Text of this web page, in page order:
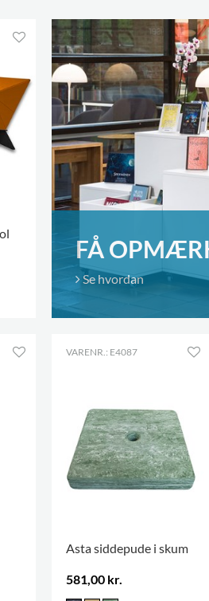
FÅ
Se hvordan
VARENR.: E4087
Asta siddepude i skum
581,00 kr.